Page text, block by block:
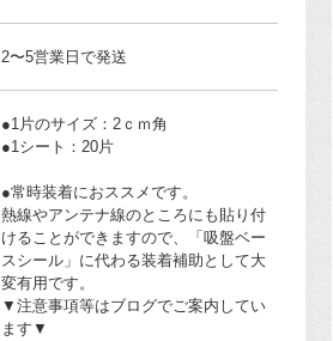
2〜5営業日で発送
●1片のサイズ：2ｃｍ角
●1シート：20片
●常時装着におススメです。
熱線やアンテナ線のところにも貼り付
けることができますので、「吸盤ベー
スシール」に代わる装着補助として大
変有用です。
▼注意事項等はブログでご案内してい
ます▼